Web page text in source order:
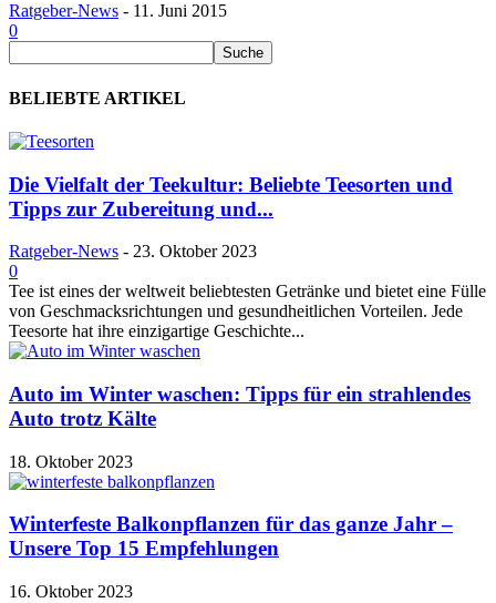
Ratgeber-News - 11. Juni 2015
0
BELIEBTE ARTIKEL
Die Vielfalt der Teekultur: Beliebte Teesorten und
Tipps zur Zubereitung und...
Ratgeber-News - 23. Oktober 2023
0
Tee ist eines der weltweit beliebtesten Getränke und bietet eine Fülle
von Geschmacksrichtungen und gesundheitlichen Vorteilen. Jede
Teesorte hat ihre einzigartige Geschichte...
Auto im Winter waschen: Tipps für ein strahlendes
Auto trotz Kälte
18. Oktober 2023
Winterfeste Balkonpflanzen für das ganze Jahr –
Unsere Top 15 Empfehlungen
16. Oktober 2023